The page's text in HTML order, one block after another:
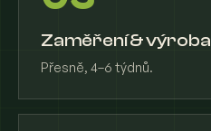
Zaměření & výroba
Přesně, 4–6 týdnů.